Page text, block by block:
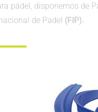
pádel, disponemos de
de Padel (FIP).